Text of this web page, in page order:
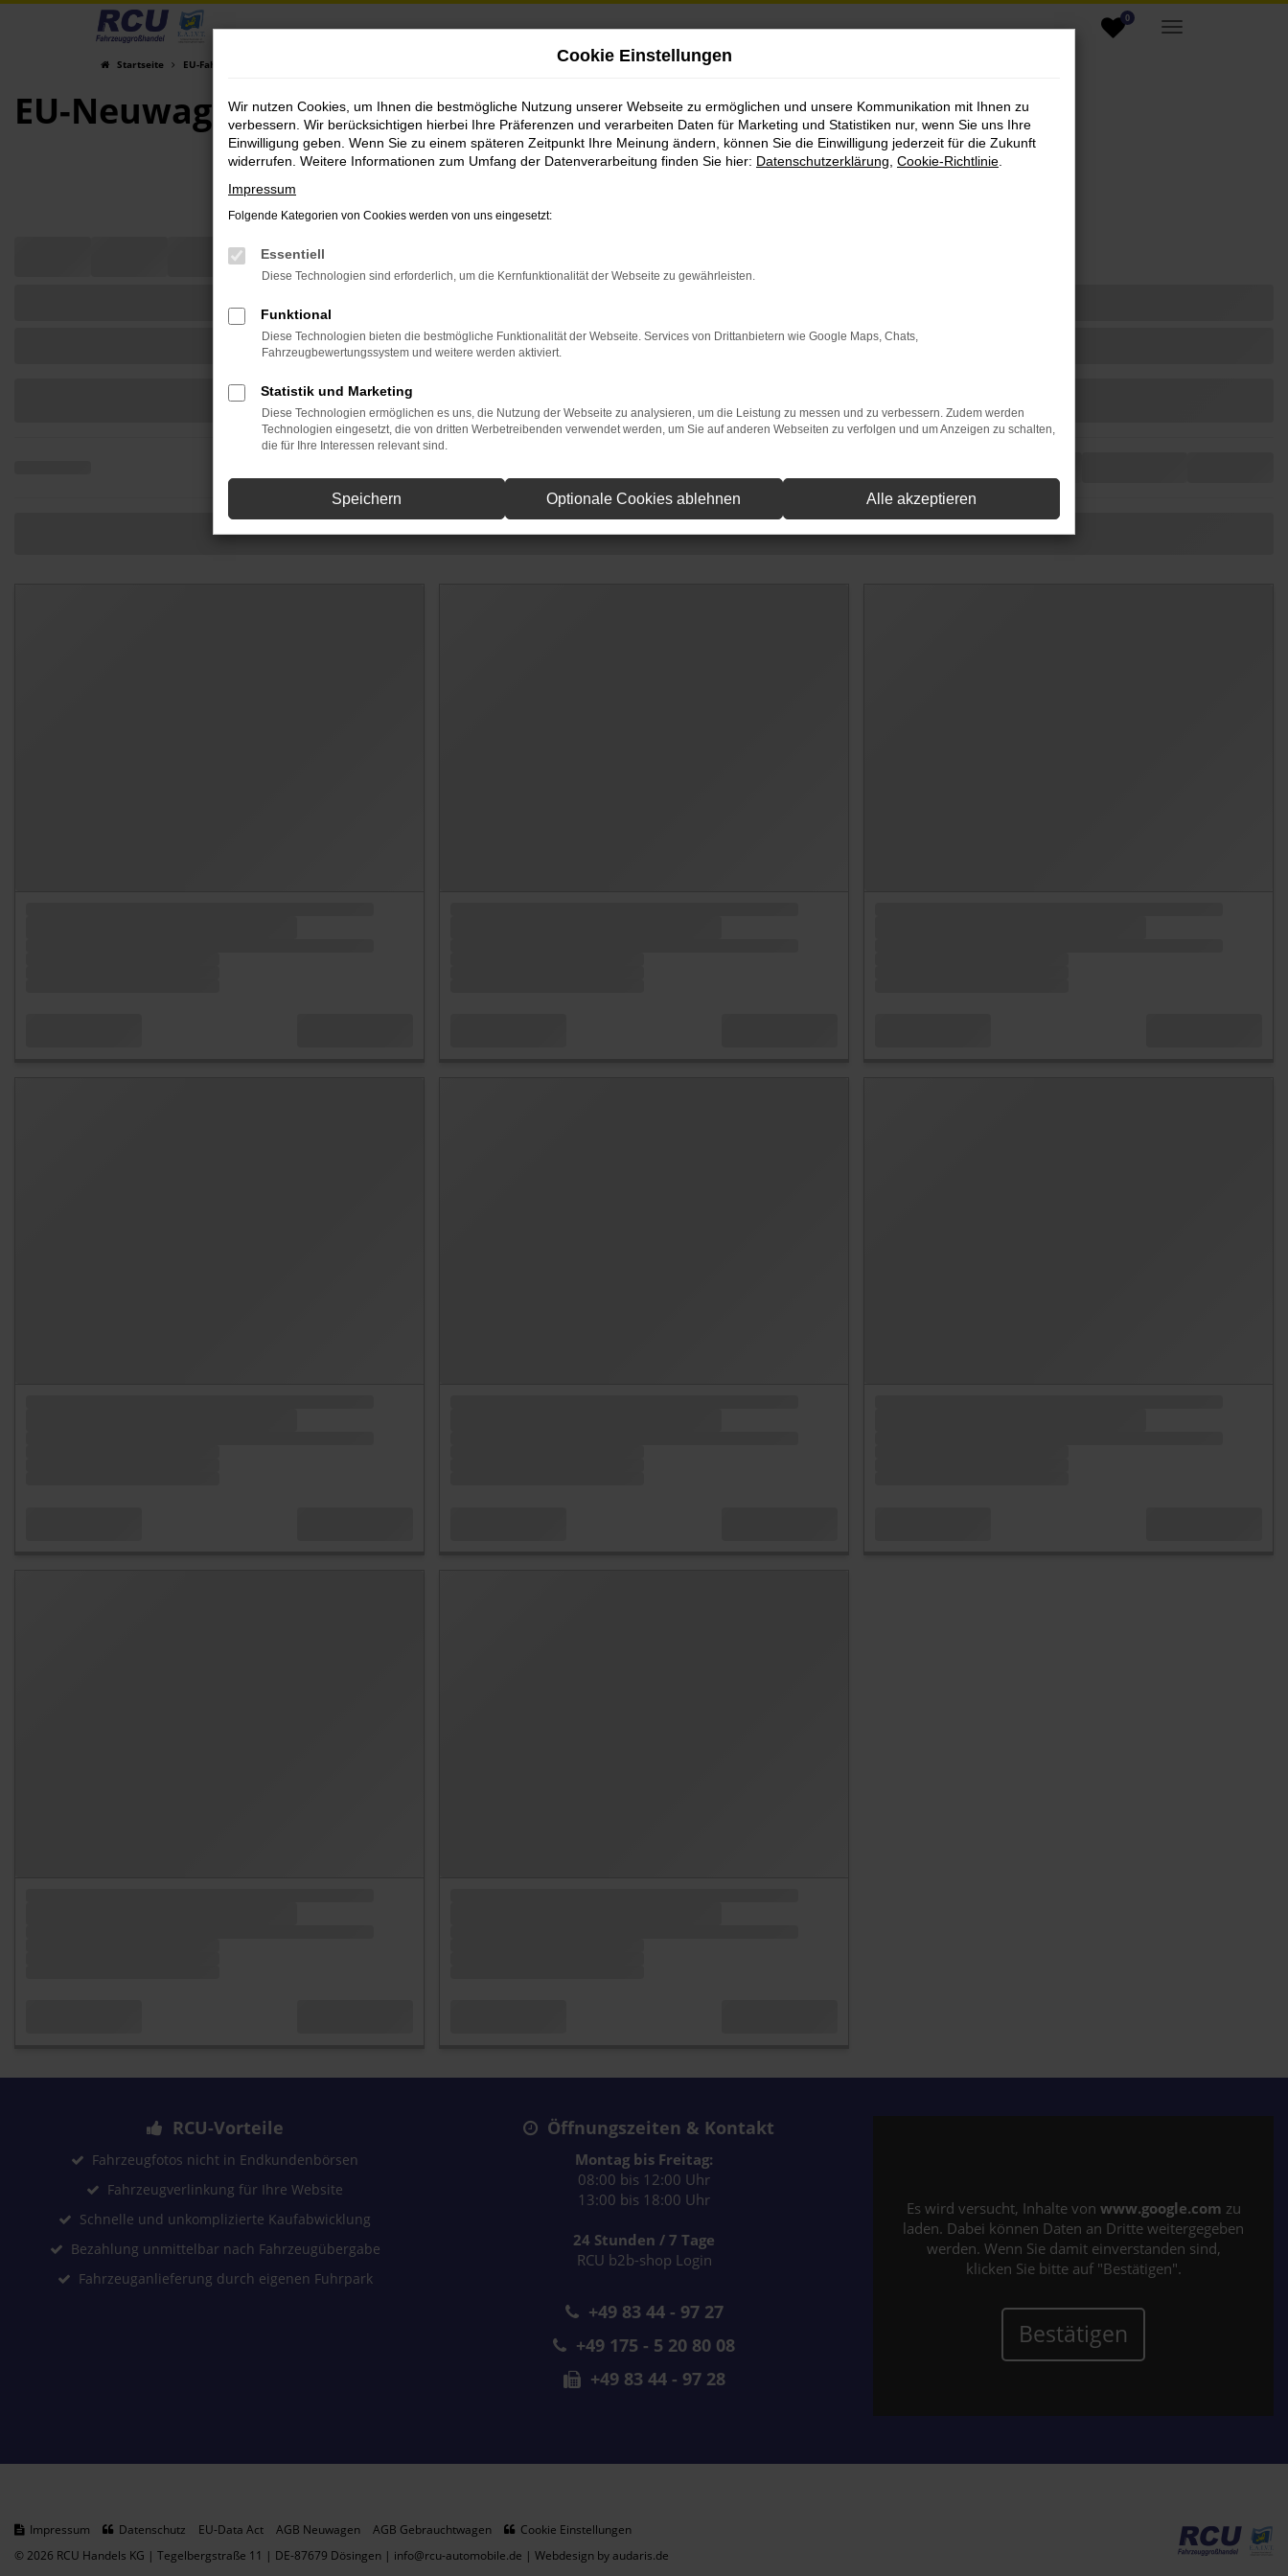
Hauptinhalt
0
Startseite EU-Fahrzeuge am Lager
EU-Neuwagen für Händler
RCU-Vorteile
Fahrzeugfotos nicht in Endkundenbörsen
Fahrzeugverlinkung für Ihre Website
Schnelle und unkomplizierte Kaufabwicklung
Bezahlung unmittelbar nach Fahrzeugübergabe
Fahrzeuganlieferung durch eigenen Fuhrpark
Öffnungszeiten & Kontakt
Montag bis Freitag:
08:00 bis 12:00 Uhr
13:00 bis 18:00 Uhr
24 Stunden / 7 Tage
RCU b2b-shop Login
+49 83 44 - 97 27
+49 175 - 5 20 80 08
+49 83 44 - 97 28
Es wird versucht, Inhalte von www.google.com zu
laden. Dabei können Daten an Dritte weitergegeben
werden. Wenn Sie damit einverstanden sind,
klicken Sie bitte auf "Bestätigen".
Bestätigen
Impressum Datenschutz EU-Data Act AGB Neuwagen AGB Gebrauchtwagen
Cookie Einstellungen
© 2026 RCU Handels KG | Tegelbergstraße 11 | DE-87679 Dösingen | info@rcu-automobile.de | Webdesign by audaris.de
Cookie Einstellungen
Wir nutzen Cookies, um Ihnen die bestmögliche Nutzung unserer Webseite zu ermöglichen und unsere Kommunikation mit Ihnen zu
verbessern. Wir berücksichtigen hierbei Ihre Präferenzen und verarbeiten Daten für Marketing und Statistiken nur, wenn Sie uns Ihre
Einwilligung geben. Wenn Sie zu einem späteren Zeitpunkt Ihre Meinung ändern, können Sie die Einwilligung jederzeit für die Zukunft
widerrufen. Weitere Informationen zum Umfang der Datenverarbeitung finden Sie hier: Datenschutzerklärung Cookie-Richtlinie
Impressum
Folgende Kategorien von Cookies werden von uns eingesetzt:
Essentiell
Diese Technologien sind erforderlich, um die Kernfunktionalität der Webseite zu gewährleisten.
Funktional
Diese Technologien bieten die bestmögliche Funktionalität der Webseite. Services von Drittanbietern wie Google Maps, Chats,
Fahrzeugbewertungssystem und weitere werden aktiviert.
Statistik und Marketing
Diese Technologien ermöglichen es uns, die Nutzung der Webseite zu analysieren, um die Leistung zu messen und zu verbessern. Zudem werden
Technologien eingesetzt, die von dritten Werbetreibenden verwendet werden, um Sie auf anderen Webseiten zu verfolgen und um Anzeigen zu schalten,
die für Ihre Interessen relevant sind.
Speichern Optionale Cookies ablehnen Alle akzeptieren